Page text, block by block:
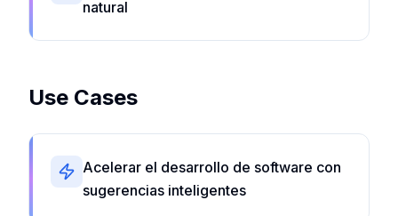
natural
Use Cases
Acelerar el desarrollo de software con
sugerencias inteligentes